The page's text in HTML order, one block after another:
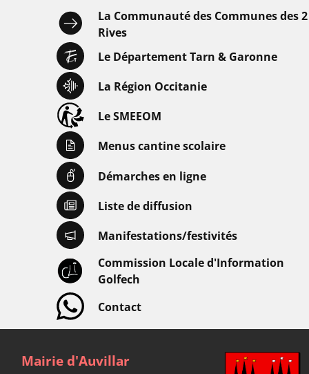
La Communauté des Communes des 2
Rives
Le Département Tarn & Garonne
La Région Occitanie
Le SMEEOM
Menus cantine scolaire
Démarches en ligne
Liste de diffusion
Manifestations/festivités
Commission Locale d'Information
Golfech
Contact
Mairie d'Auvillar